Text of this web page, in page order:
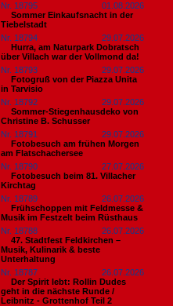
Nr. 18795
01.08.2026
Sommer Einkaufsnacht in der
Tiebelstadt
Nr. 18794
29.07.2026
Hurra, am Naturpark Dobratsch
über Villach war der Vollmond da!
Nr. 18793
29.07.2026
Fotogruß von der Piazza Unita
in Tarvisio
Nr. 18792
29.07.2026
Sommer-Stiegenhausdeko von
Christine B. Schusser
Nr. 18791
29.07.2026
Fotobesuch am frühen Morgen
am Flatschachersee
Nr. 18790
27.07.2026
Fotobesuch beim 81. Villacher
Kirchtag
Nr. 18789
26.07.2026
Frühschoppen mit Feldmesse &
Musik im Festzelt beim Rüsthaus
Nr. 18788
26.07.2026
47. Stadtfest Feldkirchen –
Musik, Kulinarik & beste
Unterhaltung
Nr. 18787
26.07.2026
Der Spirit lebt: Rollin Dudes
geht in die nächste Runde /
Leibnitz - Grottenhof Teil 2